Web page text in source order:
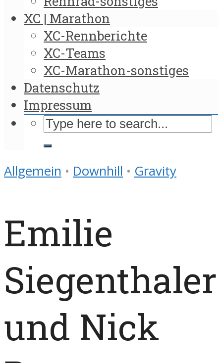
XC | Marathon
XC-Rennberichte
XC-Teams
XC-Marathon-sonstiges
Datenschutz
Impressum
Allgemein • Downhill • Gravity
Emilie
Siegenthaler
und Nick